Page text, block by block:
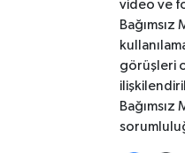
video ve
görüşleri